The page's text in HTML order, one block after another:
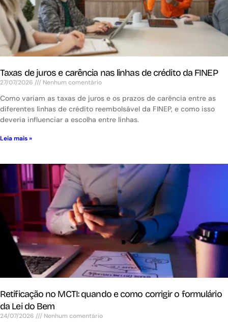
Taxas de juros e carência nas linhas de crédito da FINEP
27/07/2026 Nenhum comentário
Como variam as taxas de juros e os prazos de carência entre as
diferentes linhas de crédito reembolsável da FINEP, e como isso
deveria influenciar a escolha entre linhas.
Leia mais »
Retificação no MCTI: quando e como corrigir o formulário
da Lei do Bem
24/07/2026 Nenhum comentário